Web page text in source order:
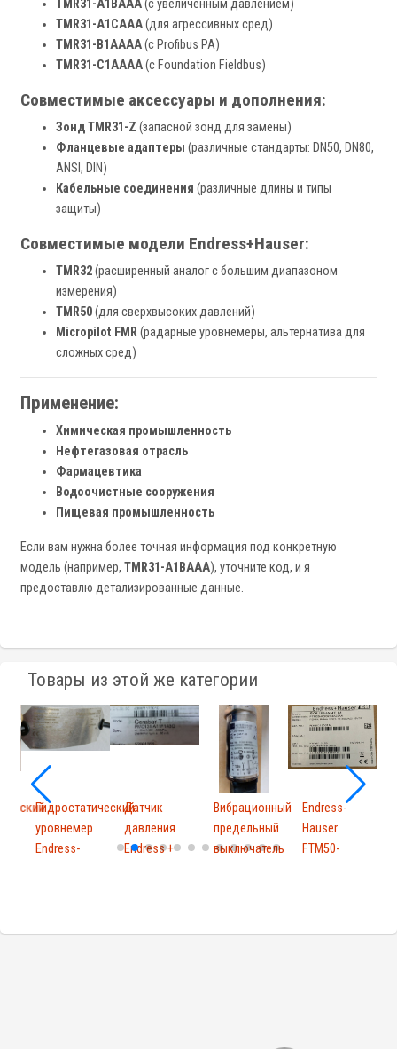
TMR31-A1BAAA(с увеличенным давлением)
TMR31-A1CAAA(для агрессивных сред)
TMR31-B1AAAA(с Profibus PA)
TMR31-C1AAAA(с Foundation Fieldbus)
Совместимые аксессуары и дополнения:
Зонд TMR31-Z (запасной зонд для замены)
Фланцевые адаптеры (различные стандарты: DN50, DN80,
ANSI, DIN)
Кабельные соединения (различные длины и типы
защиты)
Совместимые модели Endress+Hauser:
TMR32(расширенный аналог с большим диапазоном
измерения)
TMR50(для сверхвысоких давлений)
Micropilot FMR (радарные уровнемеры, альтернатива для
сложных сред)
Применение:
Химическая промышленность
Нефтегазовая отрасль
Фармацевтика
Водоочистные сооружения
Пищевая промышленность
Если вам нужна более точная информация под конкретную
модель (например, TMR31-A1BAAA), уточните код, и я
предоставлю детализированные данные.
Товары из этой же категории
Гидростатический
уровнемер
Endress-
Hause...
Датчик
давления
Endress +
Hauser
Вибрационный
предельный
выключатель
Endress-
Hauser
FTM50-
AGG2A4A32AA